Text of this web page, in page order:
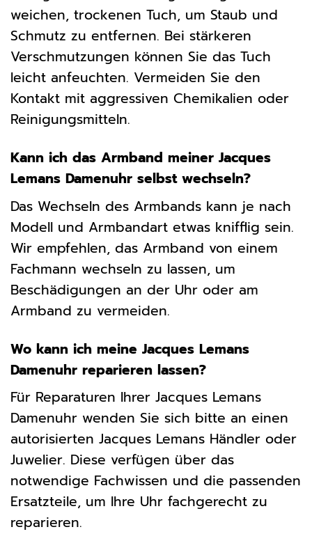
weichen, trockenen Tuch, um Staub und
Schmutz zu entfernen. Bei stärkeren
Verschmutzungen können Sie das Tuch
leicht anfeuchten. Vermeiden Sie den
Kontakt mit aggressiven Chemikalien oder
Reinigungsmitteln.
Kann ich das Armband meiner Jacques
Lemans Damenuhr selbst wechseln?
Das Wechseln des Armbands kann je nach
Modell und Armbandart etwas knifflig sein.
Wir empfehlen, das Armband von einem
Fachmann wechseln zu lassen, um
Beschädigungen an der Uhr oder am
Armband zu vermeiden.
Wo kann ich meine Jacques Lemans
Damenuhr reparieren lassen?
Für Reparaturen Ihrer Jacques Lemans
Damenuhr wenden Sie sich bitte an einen
autorisierten Jacques Lemans Händler oder
Juwelier. Diese verfügen über das
notwendige Fachwissen und die passenden
Ersatzteile, um Ihre Uhr fachgerecht zu
reparieren.